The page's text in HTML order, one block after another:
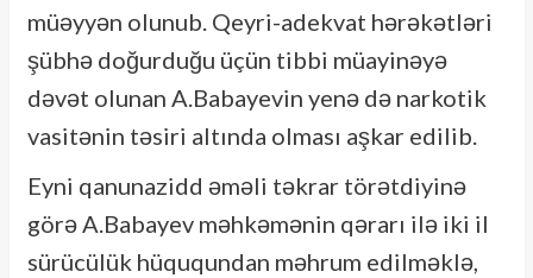
müəyyən olunub. Qeyri-adekvat hərəkətləri
şübhə doğurduğu üçün tibbi müayinəyə
dəvət olunan A.Babayevin yenə də narkotik
vasitənin təsiri altında olması aşkar edilib.
Eyni qanunazidd əməli təkrar törətdiyinə
görə A.Babayev məhkəmənin qərarı ilə iki il
sürücülük hüququndan məhrum edilməklə,